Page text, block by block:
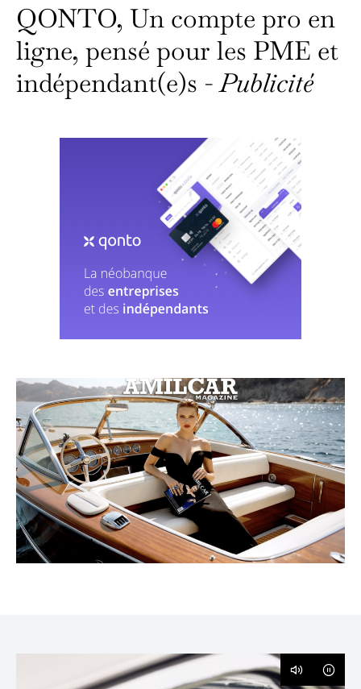
QONTO, Un compte pro en
ligne, pensé pour les PME et
indépendant(e)s -Publicité